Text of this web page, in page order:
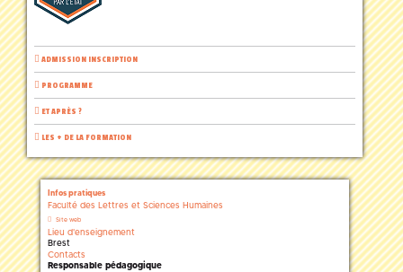
ADMISSION INSCRIPTION
PROGRAMME
ET APRÈS ?
LES + DE LA FORMATION
Infos pratiques
Faculté des Lettres et Sciences Humaines
Site web
Lieu d'enseignement
Brest
Contacts
Responsable pédagogique